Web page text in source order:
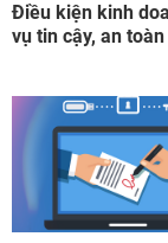
Điều kiện kinh
vụ tin cậy, an toàn